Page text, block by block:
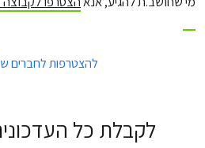
להצטרפות לחברים
לקבלת כל